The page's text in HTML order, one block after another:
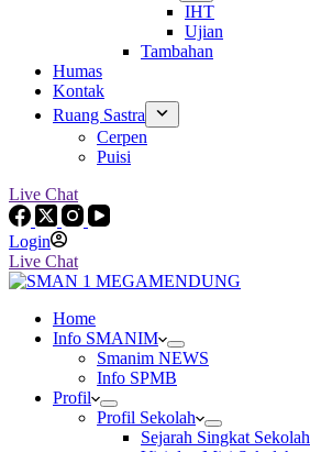
IHT
Ujian
Tambahan
Humas
Kontak
Ruang Sastra
Cerpen
Puisi
Live Chat
Login
Live Chat
Home
Info SMANIM
Smanim NEWS
Info SPMB
Profil
Profil Sekolah
Sejarah Singkat Sekolah